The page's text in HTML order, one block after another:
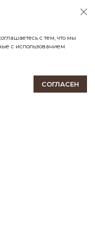
РАССЫЛКУ
с тем, что мы
с использованием
СОГЛАСЕН